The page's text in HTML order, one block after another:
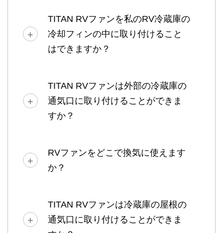
TITAN RVファンを私のRV冷蔵庫の
冷却フィンの中に取り付けること
はできますか？
TITAN RVファンは外部の冷蔵庫の
通気口に取り付けることができま
すか？
RVファンをどこで換気に使えます
か？
TITAN RVファンは冷蔵庫の屋根の
通気口に取り付けることができま